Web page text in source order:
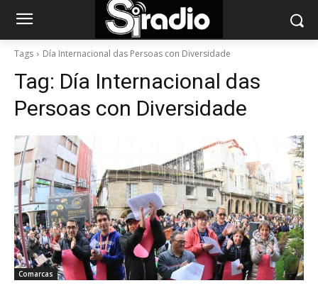
Tags Día Internacional das Persoas con Diversidade
Tag: Día Internacional das
Persoas con Diversidade
Comarcas